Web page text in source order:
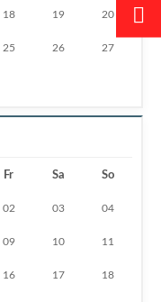
18 19 20
25 26 27
Fr Sa So
02 03 04
09 10 11
16 17 18